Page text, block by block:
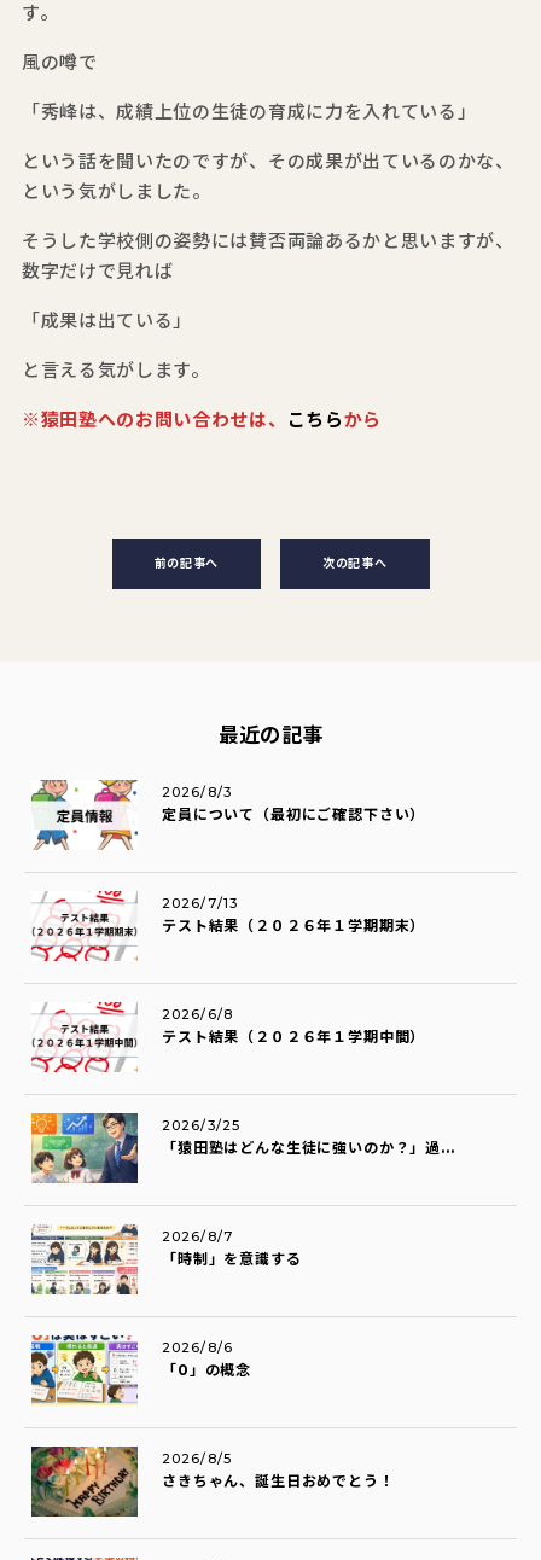
す。
風の噂で
「秀峰は、成績上位の生徒の育成に力を入れている」
という話を聞いたのですが、その成果が出ているのかな、
という気がしました。
そうした学校側の姿勢には賛否両論あるかと思いますが、
数字だけで見れば
「成果は出ている」
と言える気がします。
※猿田塾へのお問い合わせは、 こちらから
前の記事へ 次の記事へ
最近の記事
定員について（最初にご確認下さい）
2026/8/3
テスト結果（２０２６年１学期期末）
2026/7/13
テスト結果（２０２６年１学期中間）
2026/6/8
「猿田塾はどんな生徒に強いのか？」過...
2026/3/25
「時制」を意識する
2026/8/7
「0」の概念
2026/8/6
さきちゃん、誕生日おめでとう！
2026/8/5